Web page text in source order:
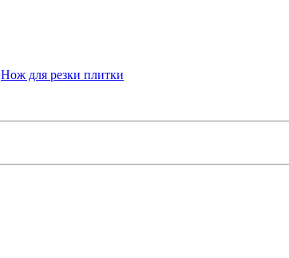
Нож для резки плитки